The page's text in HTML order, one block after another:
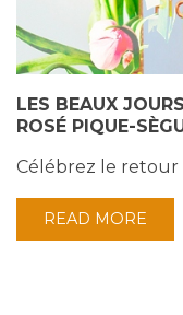
LES BEAUX
ROSÉ PIQUE-
Célébrez le retour
READ MORE